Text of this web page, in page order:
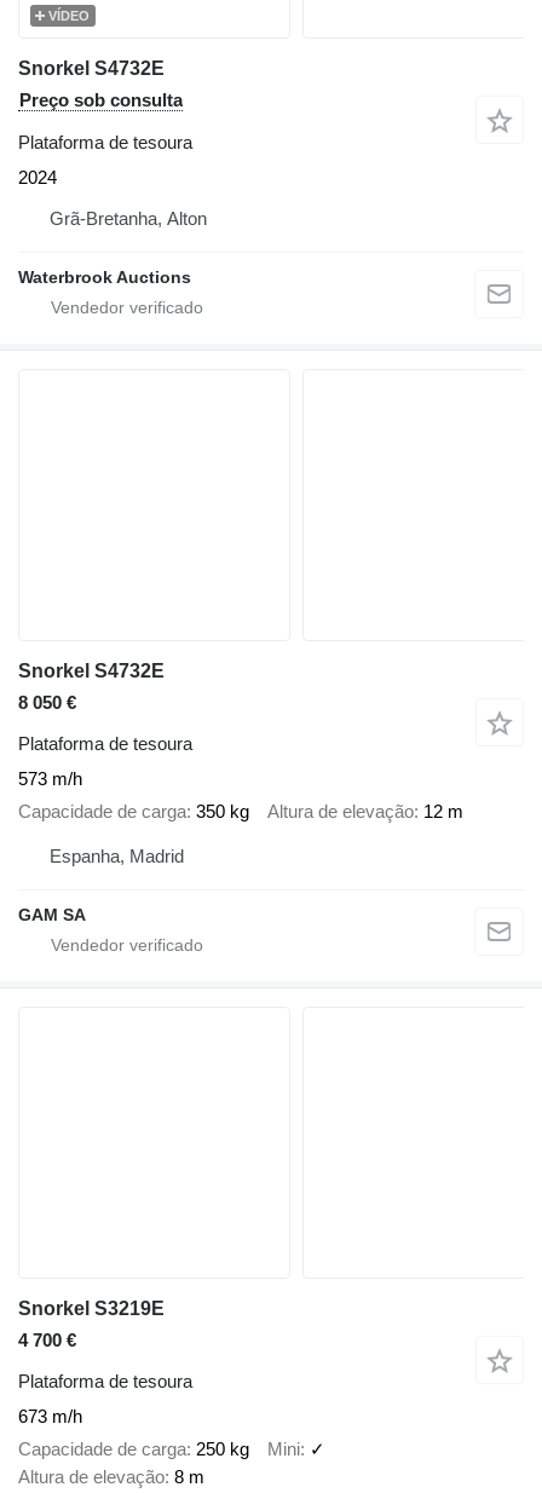
VÍDEO
Snorkel S4732E
Preço sob consulta
Plataforma de tesoura
2024
Grã-Bretanha, Alton
Waterbrook Auctions
Snorkel S4732E
8 050 €
Plataforma de tesoura
573 m/h
Capacidade de carga 350 kg Altura de elevação 12 m
Espanha, Madrid
GAM SA
Snorkel S3219E
4 700 €
Plataforma de tesoura
673 m/h
Capacidade de carga 250 kg Mini ✓
Altura de elevação 8 m